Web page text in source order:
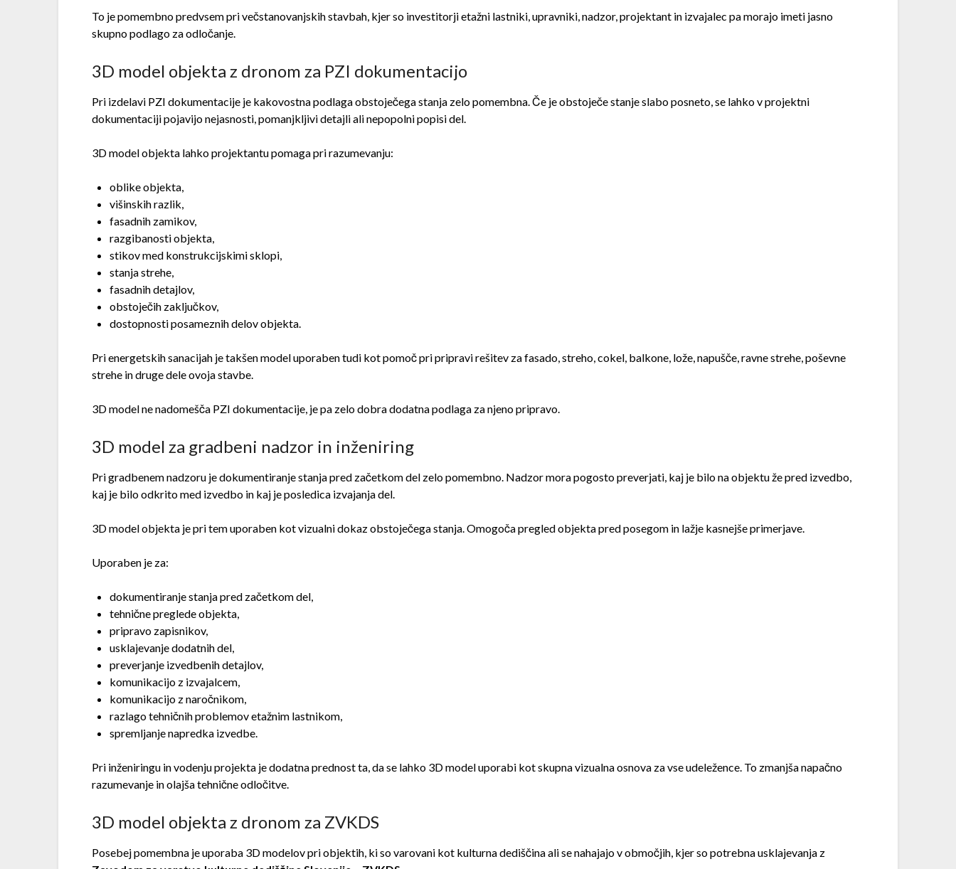
To je pomembno predvsem pri večstanovanjskih stavbah, kjer so investitorji etažni lastniki, upravniki, nadzor, projektant in izvajalec pa morajo imeti jasno
skupno podlago za odločanje.
3D model objekta z dronom za PZI dokumentacijo
Pri izdelavi PZI dokumentacije je kakovostna podlaga obstoječega stanja zelo pomembna. Če je obstoječe stanje slabo posneto, se lahko v projektni
dokumentaciji pojavijo nejasnosti, pomanjkljivi detajli ali nepopolni popisi del.
3D model objekta lahko projektantu pomaga pri razumevanju:
oblike objekta,
višinskih razlik,
fasadnih zamikov,
razgibanosti objekta,
stikov med konstrukcijskimi sklopi,
stanja strehe,
fasadnih detajlov,
obstoječih zaključkov,
dostopnosti posameznih delov objekta.
Pri energetskih sanacijah je takšen model uporaben tudi kot pomoč pri pripravi rešitev za fasado, streho, cokel, balkone, lože, napušče, ravne strehe, poševne
strehe in druge dele ovoja stavbe.
3D model ne nadomešča PZI dokumentacije, je pa zelo dobra dodatna podlaga za njeno pripravo.
3D model za gradbeni nadzor in inženiring
Pri gradbenem nadzoru je dokumentiranje stanja pred začetkom del zelo pomembno. Nadzor mora pogosto preverjati, kaj je bilo na objektu že pred izvedbo,
kaj je bilo odkrito med izvedbo in kaj je posledica izvajanja del.
3D model objekta je pri tem uporaben kot vizualni dokaz obstoječega stanja. Omogoča pregled objekta pred posegom in lažje kasnejše primerjave.
Uporaben je za:
dokumentiranje stanja pred začetkom del,
tehnične preglede objekta,
pripravo zapisnikov,
usklajevanje dodatnih del,
preverjanje izvedbenih detajlov,
komunikacijo z izvajalcem,
komunikacijo z naročnikom,
razlago tehničnih problemov etažnim lastnikom,
spremljanje napredka izvedbe.
Pri inženiringu in vodenju projekta je dodatna prednost ta, da se lahko 3D model uporabi kot skupna vizualna osnova za vse udeležence. To zmanjša napačno
razumevanje in olajša tehnične odločitve.
3D model objekta z dronom za ZVKDS
Posebej pomembna je uporaba 3D modelov pri objektih, ki so varovani kot kulturna dediščina ali se nahajajo v območjih, kjer so potrebna usklajevanja z